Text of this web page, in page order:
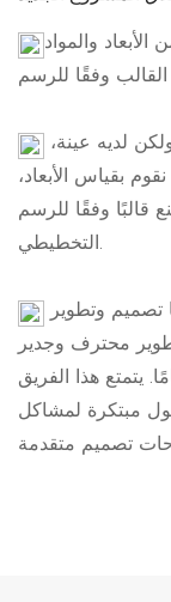
والمواد
بقياس الأبعاد،
قالبًا وفقًا للرسم
التخطيطي.
محترف وجدير
ساهم في الشركة لأكثر من 20 عامًا. يتمتع هذا الفريق
مبتكرة لمشاكل